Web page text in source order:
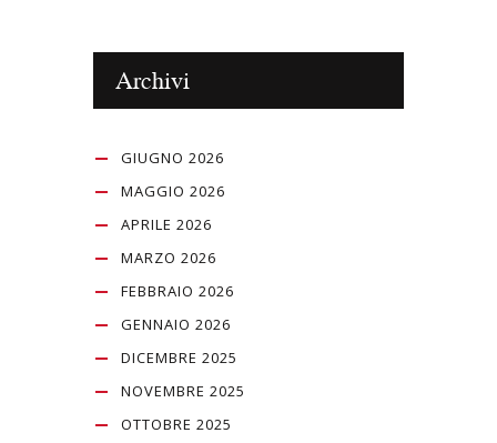
Archivi
GIUGNO 2026
MAGGIO 2026
APRILE 2026
MARZO 2026
FEBBRAIO 2026
GENNAIO 2026
DICEMBRE 2025
NOVEMBRE 2025
OTTOBRE 2025